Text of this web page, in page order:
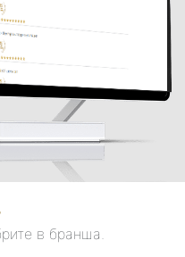
в бранша.